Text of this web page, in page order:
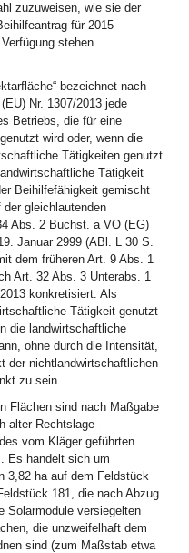
zuzuweisen, wie sie der
für 2015
stehen
bezeichnet nach
Nr. 1307/2013 jede
Betriebs, die für eine
wird oder, wenn die
Tätigkeiten genutzt
Tätigkeit
Beihilfefähigkeit gemischt
gleichlautenden
Abs. 2 Buchst. a VO (EG)
Januar 2999 (ABl. L 30 S.
dem früheren Art. 9 Abs. 1
Art. 32 Abs. 3 Unterabs. 1
konkretisiert. Als
Tätigkeit genutzt
die landwirtschaftliche
ohne durch die Intensität,
der nichtlandwirtschaftlichen
zu sein.
Flächen sind nach Maßgabe
alter Rechtslage -
vom Kläger geführten
Es handelt sich um
3,82 ha auf dem Feldstück
181, die nach Abzug
Solarmodule versiegelten
die unzweifelhaft dem
sind (zum Maßstab etwa